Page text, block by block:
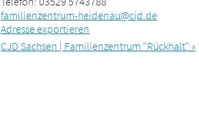
familienzentrum-heidenau@cjd.de
Adresse exportieren
CJD Sachsen | Familienzentrum "Rückhalt" »